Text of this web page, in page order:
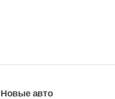
Новые авто